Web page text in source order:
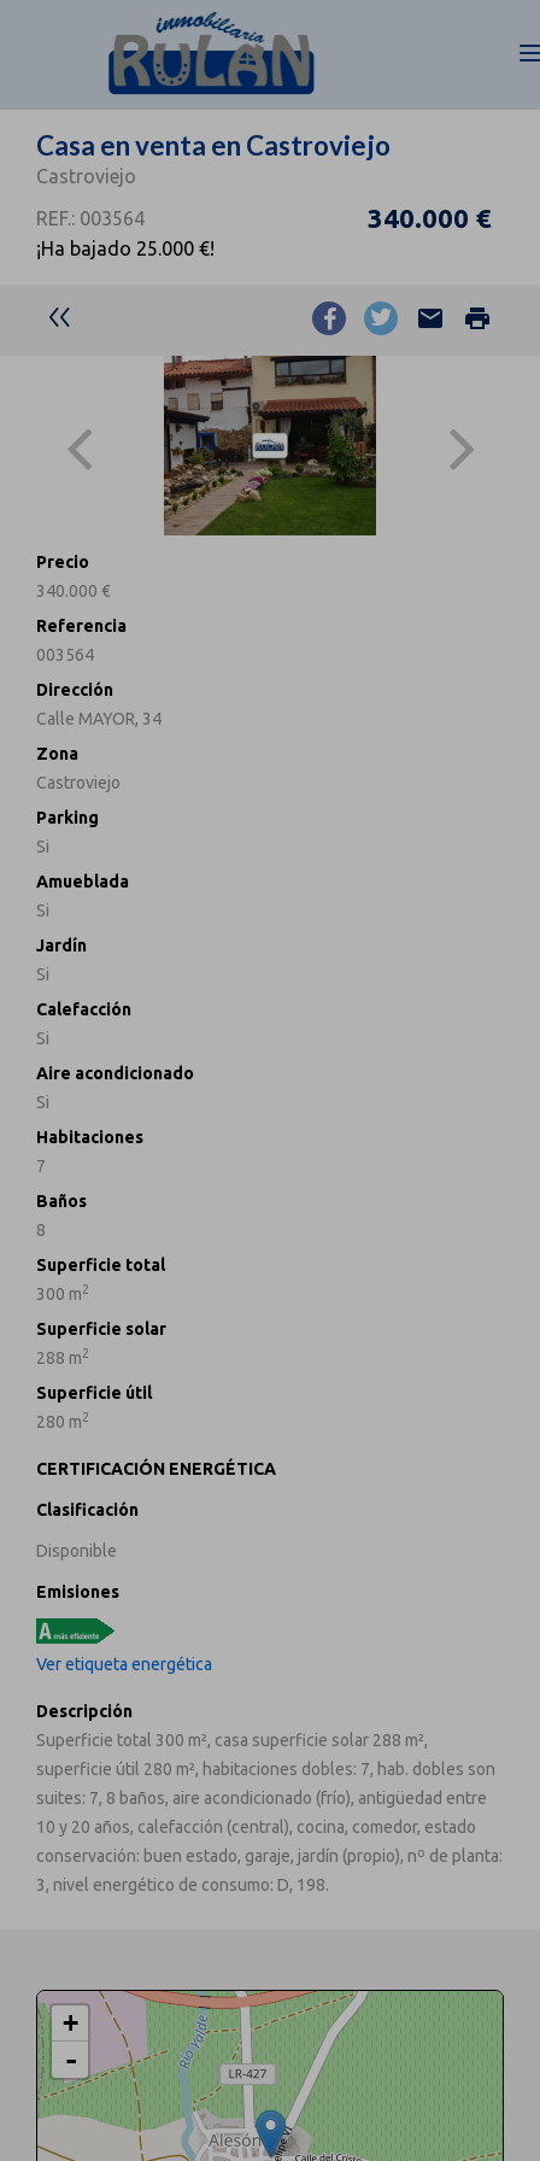
Casa en venta en Castroviejo
Castroviejo
REF.: 003564
340.000 €
¡Ha bajado 25.000 €!
email print
Precio
340.000 €
Referencia
003564
Dirección
Calle MAYOR, 34
Zona
Castroviejo
Parking
Si
Amueblada
Si
Jardín
Si
Calefacción
Si
Aire acondicionado
Si
Habitaciones
7
Baños
8
Superficie total
300 m2
Superficie solar
288 m2
Superficie útil
280 m2
CERTIFICACIÓN ENERGÉTICA
Clasificación
Disponible
Emisiones
Ver etiqueta energética
198
Descripción
Superficie total 300 m², casa superficie solar 288 m²,
superficie útil 280 m², habitaciones dobles: 7, hab. dobles son
suites: 7, 8 baños, aire acondicionado (frío), antigüedad entre
10 y 20 años, calefacción (central), cocina, comedor, estado
conservación: buen estado, garaje, jardín (propio), nº de planta:
3, nivel energético de consumo: D, 198.
+
-